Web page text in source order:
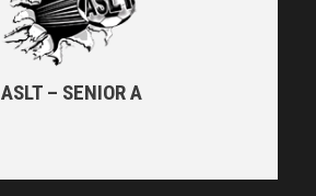
ASLT – SENIOR A